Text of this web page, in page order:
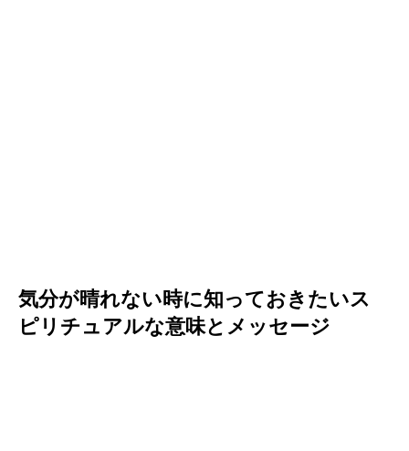
気分が晴れない時に知っておきたいス
ピリチュアルな意味とメッセージ